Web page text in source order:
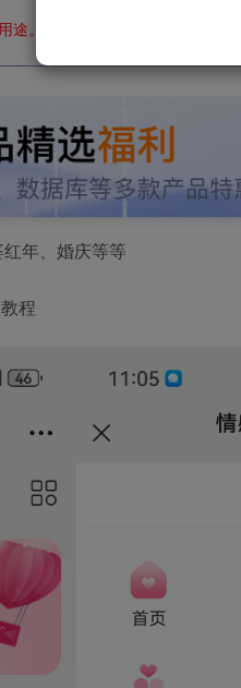
。如有侵权、不妥之处，请第一
年、婚庆等等
程